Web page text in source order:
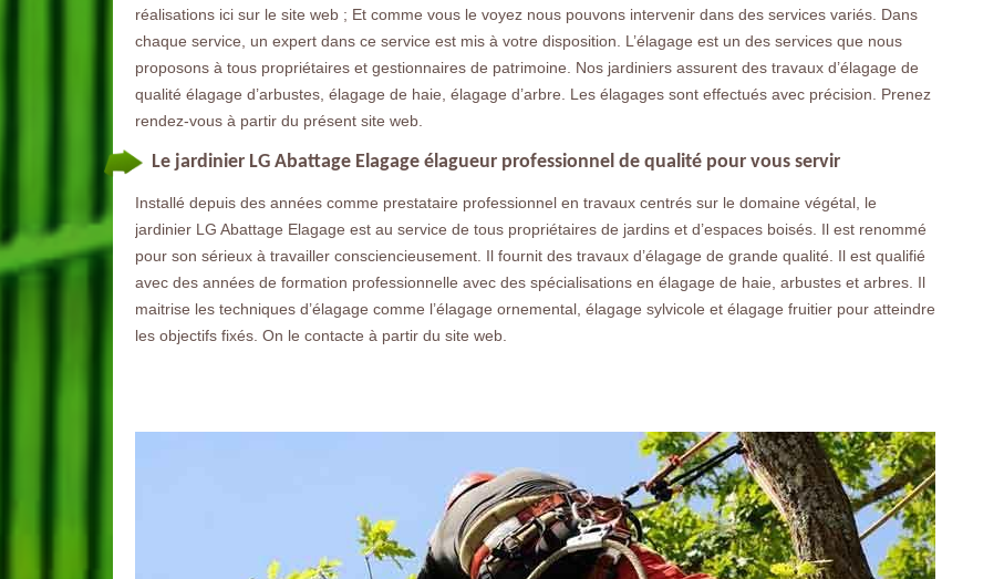
réalisations ici sur le site web ; Et comme vous le voyez nous pouvons intervenir dans des services variés. Dans
chaque service, un expert dans ce service est mis à votre disposition. L’élagage est un des services que nous
proposons à tous propriétaires et gestionnaires de patrimoine. Nos jardiniers assurent des travaux d’élagage de
qualité élagage d’arbustes, élagage de haie, élagage d’arbre. Les élagages sont effectués avec précision. Prenez
rendez-vous à partir du présent site web.
Le jardinier LG Abattage Elagage élagueur professionnel de qualité pour vous servir
Installé depuis des années comme prestataire professionnel en travaux centrés sur le domaine végétal, le
jardinier LG Abattage Elagage est au service de tous propriétaires de jardins et d’espaces boisés. Il est renommé
pour son sérieux à travailler consciencieusement. Il fournit des travaux d’élagage de grande qualité. Il est qualifié
avec des années de formation professionnelle avec des spécialisations en élagage de haie, arbustes et arbres. Il
maitrise les techniques d’élagage comme l’élagage ornemental, élagage sylvicole et élagage fruitier pour atteindre
les objectifs fixés. On le contacte à partir du site web.